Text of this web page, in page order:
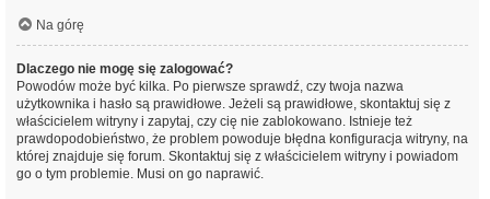
Na górę
Dlaczego nie mogę się zalogować?
Powodów może być kilka. Po pierwsze sprawdź, czy twoja nazwa
użytkownika i hasło są prawidłowe. Jeżeli są prawidłowe, skontaktuj się z
właścicielem witryny i zapytaj, czy cię nie zablokowano. Istnieje też
prawdopodobieństwo, że problem powoduje błędna konfiguracja witryny, na
której znajduje się forum. Skontaktuj się z właścicielem witryny i powiadom
go o tym problemie. Musi on go naprawić.